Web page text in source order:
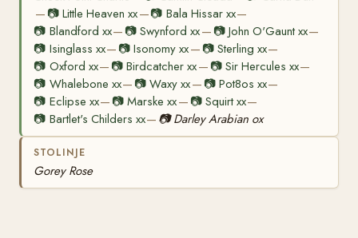
— 📷Little Heaven xx—📷 Bala Hissar xx—
📷 Blandford xx— 📷Swynford xx— 📷 John O'Gaunt xx—
📷 Isinglass xx— 📷Isonomy xx— 📷 Sterling xx—
📷 Oxford xx— 📷Birdcatcher xx— 📷 Sir Hercules xx—
📷 Whalebone xx— 📷Waxy xx— 📷 Pot8os xx—
📷 Eclipse xx— 📷Marske xx— 📷 Squirt xx—
📷 Bartlet's Childers xx— 📷 Darley Arabian ox
STOLINJE
Gorey Rose